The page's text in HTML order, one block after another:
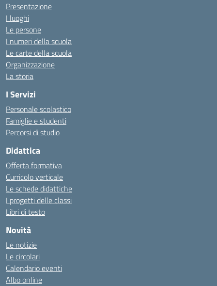
Presentazione
I luoghi
Le persone
I numeri della scuola
Le carte della scuola
Organizzazione
La storia
I Servizi
Personale scolastico
Famiglie e studenti
Percorsi di studio
Didattica
Offerta formativa
Curricolo verticale
Le schede didattiche
I progetti delle classi
Libri di testo
Novità
Le notizie
Le circolari
Calendario eventi
Albo online